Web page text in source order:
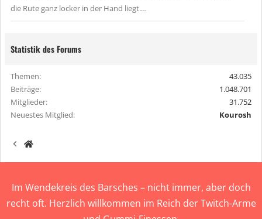
die Rute ganz locker in der Hand liegt.…
Statistik des Forums
Themen
43.035
Beiträge
1.048.701
Mitglieder
31.752
Neuestes Mitglied
Kourosh
Im Wendekreis des Barsches – nicht immer, aber doch
recht oft. Herzlich willkommen im Reich der Twitch-Arme